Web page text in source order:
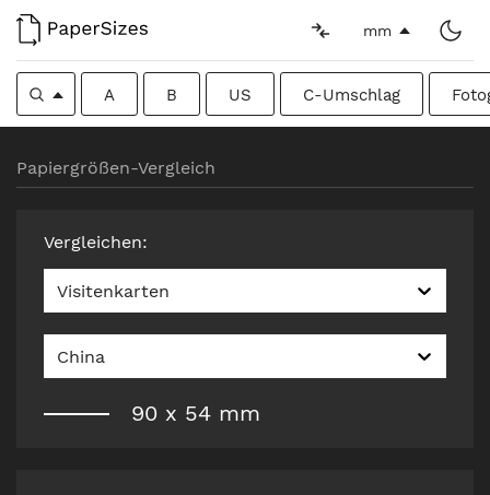
mm
A B US C-Umschlag
Papiergrößen-Vergleich
Vergleichen:
Visitenkarten
China
90 x 54 mm